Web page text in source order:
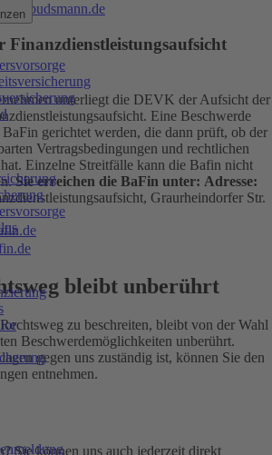
ombudsmann.de
Finanzdienstleistungsaufsicht
unterliegt die DEVK der Aufsicht der
Eine Beschwerde
gerichtet werden, die dann prüft, ob der
Vertragsbedingungen und rechtlichen
Einzelne Streitfälle kann die Bafin nicht
Sie erreichen die BaFin unter: Adresse:
Graurheindorfer Str.
bleibt unberührt
zu beschreiten, bleibt von der Wahl
Beschwerdemöglichkeiten unberührt.
gegen uns zuständig ist, können Sie den
entnehmen.
Sie können uns auch jederzeit direkt